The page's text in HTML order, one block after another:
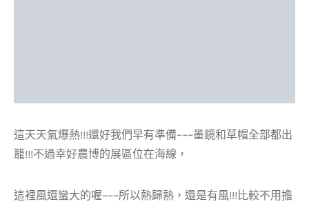
這天天氣爆熱!!!還好我們早有準備~~~墨鏡和草帽全部都出
籠!!!不過幸好農博的展區位在海線，
這裡風還蠻大的喔~~~所以熱歸熱，還是有風!!!比較不用擔